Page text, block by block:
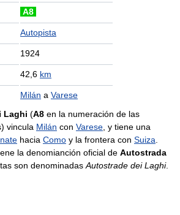
A8
Autopista
1924
42,6 km
Milán a Varese
Laghi (A8 en la numeración de las
vincula Milán con Varese , y tiene una
hacia Como y la frontera con Suiza
la denomianción oficial de Autostrada
son denominadas Autostrade dei Laghi.